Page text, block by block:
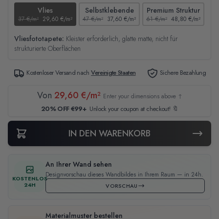
Vlies
37 €/m² 29,60 €/m²
Selbstklebende
47 €/m² 37,60 €/m²
Premium Struktur
61 €/m² 48,80 €/m²
Vliesfototapete: Kleister erforderlich, glatte matte, nicht für
strukturierte Oberflächen
Kostenloser Versand nachVereinigte Staaten Sichere Bezahlung
Von 29,60 €/m² Enter your dimensions above ↑
20% OFF €99+ Unlock your coupon at checkout! 🔖
IN DEN WARENKORB
KOSTENLOS
24H
An Ihrer Wand sehen
Designvorschau dieses Wandbildes in Ihrem Raum — in 24h.
VORSCHAU
Materialmuster bestellen